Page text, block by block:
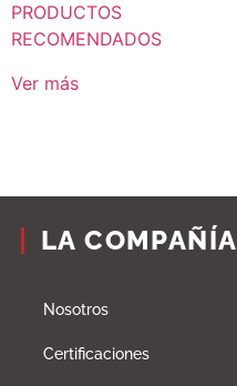
PRODUCTOS
RECOMENDADOS
Ver más
LA COMPAÑÍA
Nosotros
Certificaciones